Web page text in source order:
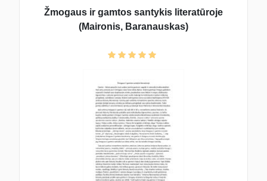
Žmogaus ir gamtos santykis literatūroje
(Maironis, Baranauskas)